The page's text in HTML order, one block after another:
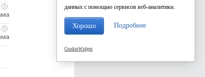
i
i
данных с помощью сервисов веб-аналитики.
Хорошо Подробнее
CookieWidget